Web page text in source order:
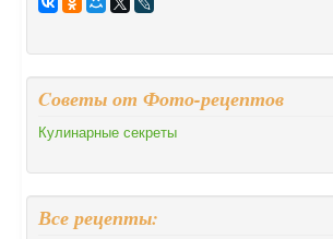
Cоветы от Фото-рецептов
Кулинарные секреты
Все рецепты: